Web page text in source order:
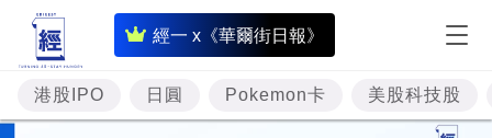
經一 x《華爾街日報》
即
時
財
經
港股IPO 日圓 Pokemon卡 美股科技股